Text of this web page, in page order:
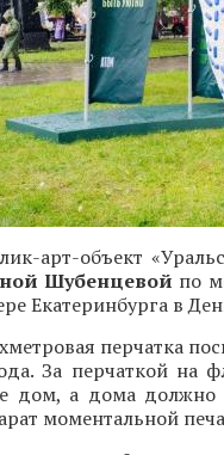
арт-объект
Шубенцевой по
Екатеринбурга в
перчатка
За перчаткой на
дом, а дома должно
моментальной